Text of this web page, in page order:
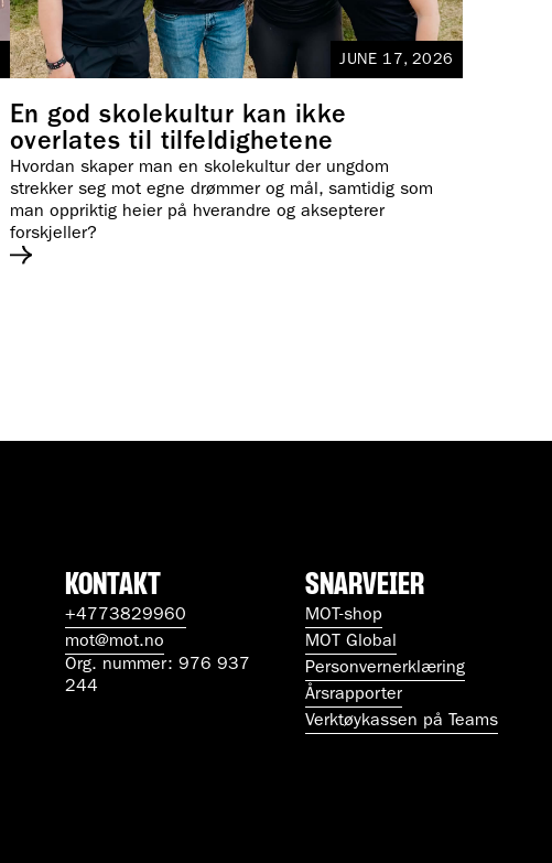
JUNE 17, 2026
En god skolekultur kan ikke
overlates til tilfeldighetene
Hvordan skaper man en skolekultur der ungdom
strekker seg mot egne drømmer og mål, samtidig som
man oppriktig heier på hverandre og aksepterer
forskjeller?
KONTAKT
+4773829960
mot@mot.no
Org. nummer: 976 937
244
SNARVEIER
MOT-shop
MOT Global
Personvernerklæring
Årsrapporter
Verktøykassen på Teams